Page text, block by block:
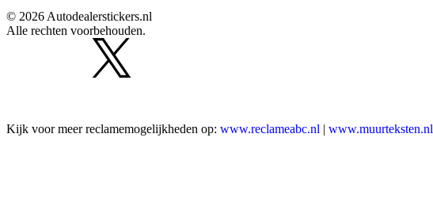
© 2026 Autodealerstickers.nl
Alle rechten voorbehouden.
Kijk voor meer reclamemogelijkheden op: www.reclameabc.nl | www.muurteksten.nl